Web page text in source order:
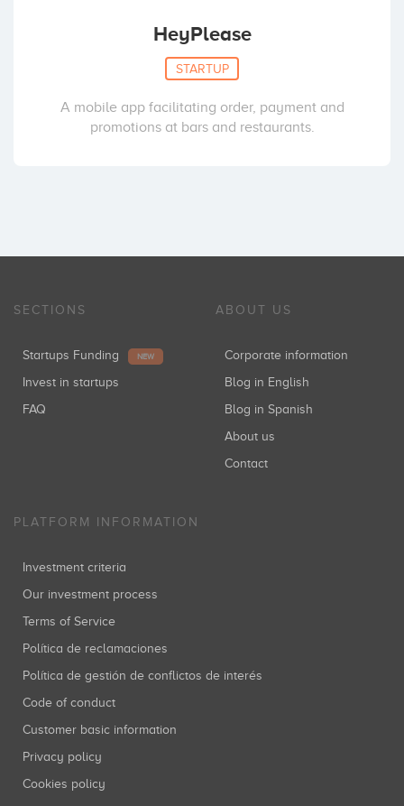
HeyPlease
STARTUP
A mobile app facilitating order, payment and
promotions at bars and restaurants.
SECTIONS
Startups Funding NEW
Invest in startups
FAQ
ABOUT US
Corporate information
Blog in English
Blog in Spanish
About us
Contact
PLATFORM INFORMATION
Investment criteria
Our investment process
Terms of Service
Política de reclamaciones
Política de gestión de conflictos de interés
Code of conduct
Customer basic information
Privacy policy
Cookies policy